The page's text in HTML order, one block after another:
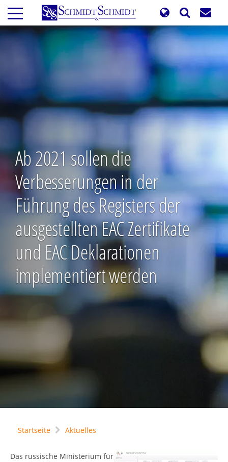
Direkt
zum
Inhalt
Ab 2021 sollen die
Verbesserungen in der
Führung des Registers der
ausgestellten EAC Zertifikate
und EAC Deklarationen
implementiert werden
Startseite Aktuelles
Das russische Ministerium für